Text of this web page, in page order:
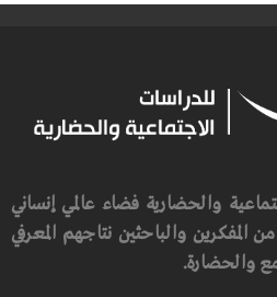
والحضارية فضاء عالمي إنساني
والباحثين نتاجهم المعرفي
والحضارة.